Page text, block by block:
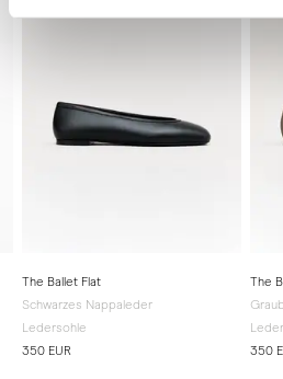
The Ballet Flat
Schwarzes Nappaleder
Ledersohle
350 EUR
The
350